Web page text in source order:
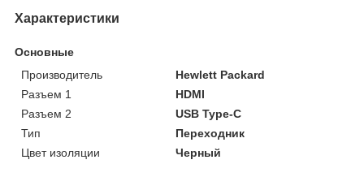
Характеристики
Основные
Производитель
Hewlett Packard
Разъем 1
HDMI
Разъем 2
USB Type-C
Тип
Переходник
Цвет изоляции
Черный